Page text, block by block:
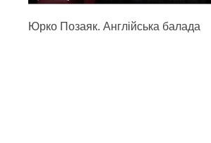
Юрко Позаяк. Англійська балада